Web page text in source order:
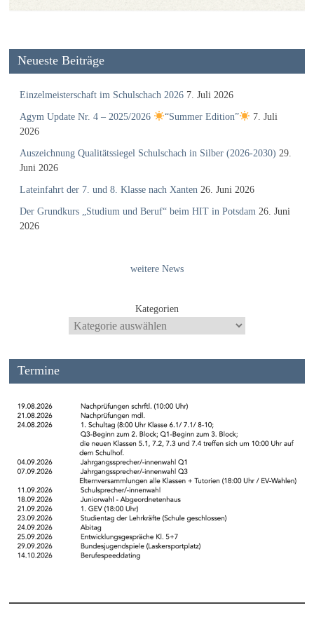
Neueste Beiträge
Einzelmeisterschaft im Schulschach 2026 7. Juli 2026
Agym Update Nr. 4 – 2025/2026 “Summer Edition”
7. Juli
2026
Auszeichnung Qualitätssiegel Schulschach in Silber (2026-2030) 29.
Juni 2026
Lateinfahrt der 7. und 8. Klasse nach Xanten 26. Juni 2026
Der Grundkurs „Studium und Beruf“ beim HIT in Potsdam 26. Juni
2026
weitere News
Kategorien
Termine